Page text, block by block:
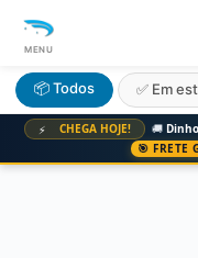
⚡ CHEGA HOJE! 🚚
🎯 FRETE
MENU
📦 Todos ✅ Em